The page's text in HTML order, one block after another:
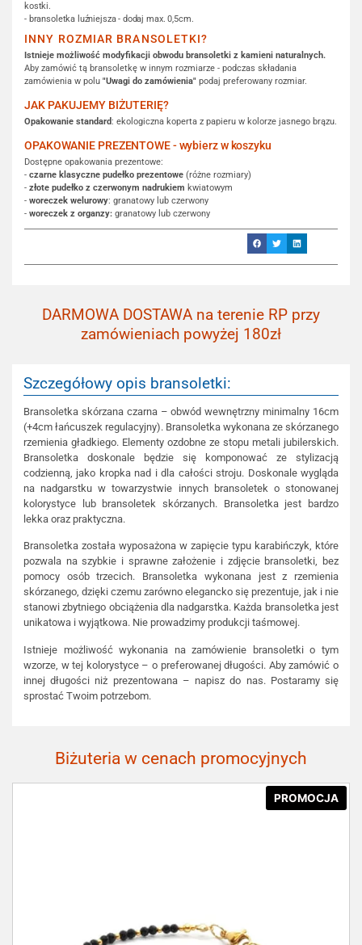
kostki.
- bransoletka luźniejsza - dodaj max. 0,5cm.
INNY ROZMIAR BRANSOLETKI?
Istnieje możliwość modyfikacji obwodu bransoletki z kamieni naturalnych.
Aby zamówić tą bransoletkę w innym rozmiarze - podczas składania
zamówienia w polu "Uwagi do zamówienia" podaj preferowany rozmiar.
JAK PAKUJEMY BIŻUTERIĘ?
Opakowanie standard: ekologiczna koperta z papieru w kolorze jasnego brązu.
OPAKOWANIE PREZENTOWE - wybierz w koszyku
Dostępne opakowania prezentowe:
- czarne klasyczne pudełko prezentowe (różne rozmiary)
- złote pudełko z czerwonym nadrukiem kwiatowym
- woreczek welurowy: granatowy lub czerwony
- woreczek z organzy: granatowy lub czerwony
DARMOWA DOSTAWA na terenie RP przy
zamówieniach powyżej 180zł
Szczegółowy opis bransoletki:
Bransoletka skórzana czarna – obwód wewnętrzny minimalny 16cm
(+4cm łańcuszek regulacyjny). Bransoletka wykonana ze skórzanego
rzemienia gładkiego. Elementy ozdobne ze stopu metali jubilerskich.
Bransoletka doskonale będzie się komponować ze stylizacją
codzienną, jako kropka nad i dla całości stroju. Doskonale wygląda
na nadgarstku w towarzystwie innych bransoletek o stonowanej
kolorystyce lub bransoletek skórzanych. Bransoletka jest bardzo
lekka oraz praktyczna.
Bransoletka została wyposażona w zapięcie typu karabińczyk, które
pozwala na szybkie i sprawne założenie i zdjęcie bransoletki, bez
pomocy osób trzecich. Bransoletka wykonana jest z rzemienia
skórzanego, dzięki czemu zarówno elegancko się prezentuje, jak i nie
stanowi zbytniego obciążenia dla nadgarstka. Każda bransoletka jest
unikatowa i wyjątkowa. Nie prowadzimy produkcji taśmowej.
Istnieje możliwość wykonania na zamówienie bransoletki o tym
wzorze, w tej kolorystyce – o preferowanej długości. Aby zamówić o
innej długości niż prezentowana – napisz do nas. Postaramy się
sprostać Twoim potrzebom.
Biżuteria w cenach promocyjnych
PROMOCJA